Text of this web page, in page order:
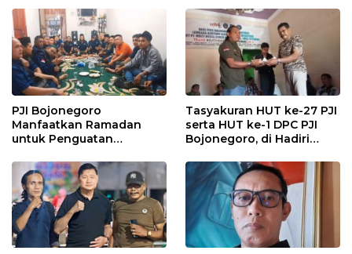
PJI Bojonegoro
Manfaatkan Ramadan
untuk Penguatan
Kebersamaan
Tasyakuran HUT ke-27 PJI
serta HUT ke-1 DPC PJI
Bojonegoro, di Hadiri